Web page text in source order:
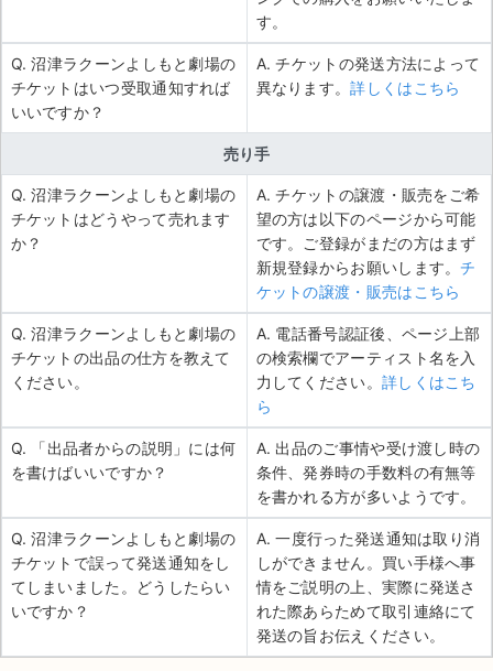
す。
Q. 沼津ラクーンよしもと劇場の
チケットはいつ受取通知すれば
いいですか？
A. チケットの発送方法によって
異なります。詳しくはこちら
売り手
Q. 沼津ラクーンよしもと劇場の
チケットはどうやって売れます
か？
A. チケットの譲渡・販売をご希
望の方は以下のページから可能
です。ご登録がまだの方はまず
新規登録からお願いします。チ
ケットの譲渡・販売はこちら
Q. 沼津ラクーンよしもと劇場の
チケットの出品の仕方を教えて
ください。
A. 電話番号認証後、ページ上部
の検索欄でアーティスト名を入
力してください。 詳しくはこち
ら
Q. 「出品者からの説明」には何
を書けばいいですか？
A. 出品のご事情や受け渡し時の
条件、発券時の手数料の有無等
を書かれる方が多いようです。
Q. 沼津ラクーンよしもと劇場の
チケットで誤って発送通知をし
てしまいました。どうしたらい
いですか？
A. 一度行った発送通知は取り消
しができません。買い手様へ事
情をご説明の上、実際に発送さ
れた際あらためて取引連絡にて
発送の旨お伝えください。